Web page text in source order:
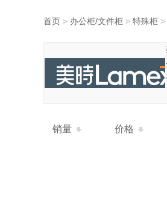
首页 > 办公柜/文件柜 > 特殊柜 >
销量 价格